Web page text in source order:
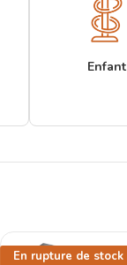
Enfant
En rupture de stock